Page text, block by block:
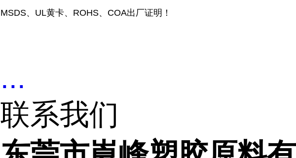
MSDS、 UL黄卡、 ROHS、 COA出厂证明！
...
联系我们